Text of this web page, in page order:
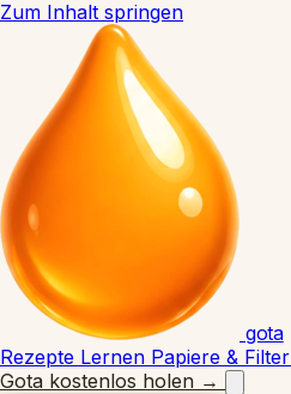
Zum Inhalt springen
gota
Rezepte Lernen Papiere & Filter
Gota kostenlos holen →